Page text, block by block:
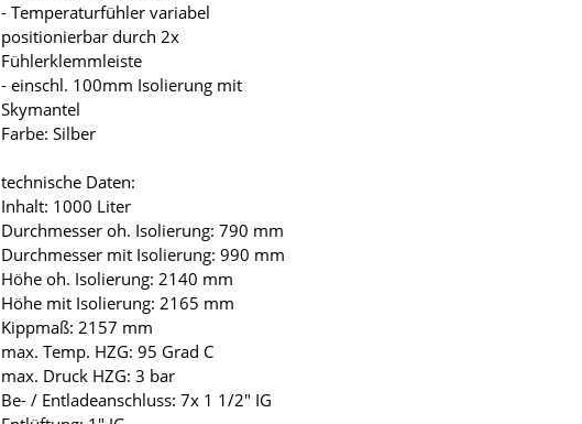
- Temperaturfühler variabel
positionierbar durch 2x
Fühlerklemmleiste
- einschl. 100mm Isolierung mit
Skymantel
Farbe: Silber
technische Daten:
Inhalt: 1000 Liter
Durchmesser oh. Isolierung: 790 mm
Durchmesser mit Isolierung: 990 mm
Höhe oh. Isolierung: 2140 mm
Höhe mit Isolierung: 2165 mm
Kippmaß: 2157 mm
max. Temp. HZG: 95 Grad C
max. Druck HZG: 3 bar
Be- / Entladeanschluss: 7x 1 1/2" IG